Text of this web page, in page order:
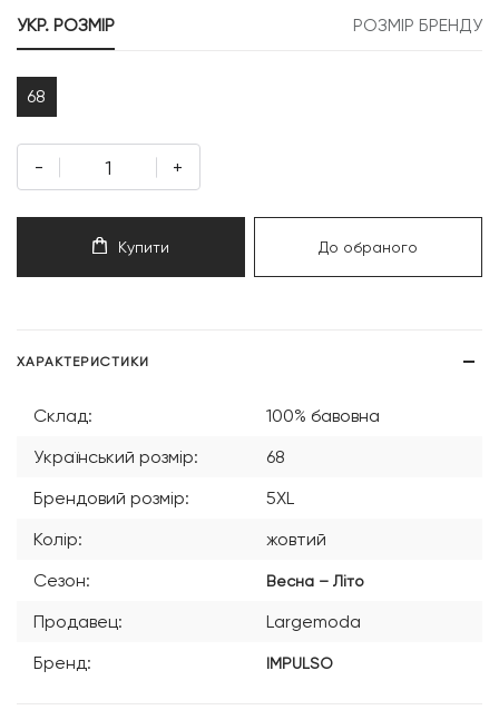
УКР. РОЗМІР
РОЗМІР БРЕНДУ
68
- +
Купити До обраного
ХАРАКТЕРИСТИКИ
Склад:
100% бавовна
Український розмір:
68
Брендовий розмір:
5XL
Колір:
жовтий
Сезон:
Весна – Літо
Продавец:
Largemoda
Бренд:
IMPULSO